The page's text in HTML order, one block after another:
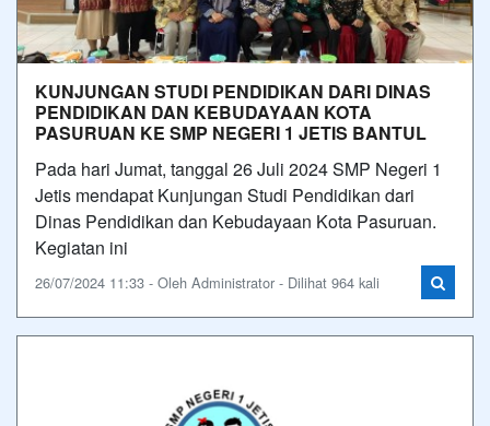
KUNJUNGAN STUDI PENDIDIKAN DARI DINAS
PENDIDIKAN DAN KEBUDAYAAN KOTA
PASURUAN KE SMP NEGERI 1 JETIS BANTUL
Pada hari Jumat, tanggal 26 Juli 2024 SMP Negeri 1
Jetis mendapat Kunjungan Studi Pendidikan dari
Dinas Pendidikan dan Kebudayaan Kota Pasuruan.
Kegiatan ini
26/07/2024 11:33 - Oleh Administrator - Dilihat 964 kali